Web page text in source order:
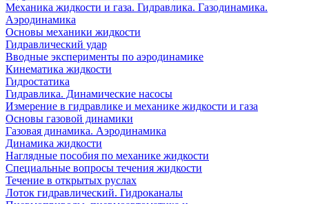
Механика жидкости и газа. Гидравлика. Газодинамика.
Аэродинамика
Основы механики жидкости
Гидравлический удар
Вводные эксперименты по аэродинамике
Кинематика жидкости
Гидростатика
Гидравлика. Динамические насосы
Измерение в гидравлике и механике жидкости и газа
Основы газовой динамики
Газовая динамика. Аэродинамика
Динамика жидкости
Наглядные пособия по механике жидкости
Специальные вопросы течения жидкости
Течение в открытых руслах
Лоток гидравлический. Гидроканалы